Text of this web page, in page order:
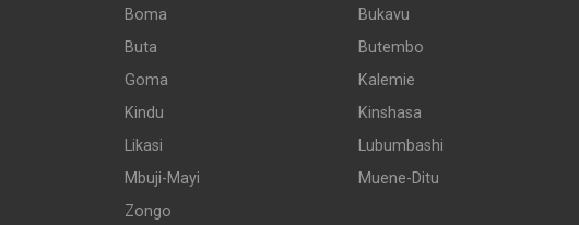
Boma
Bukavu
Buta
Butembo
Goma
Kalemie
Kindu
Kinshasa
Likasi
Lubumbashi
Mbuji-Mayi
Muene-Ditu
Zongo